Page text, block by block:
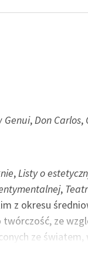
Genui,Don Carlos,
,Listy o
,
z okresu
ze
ze światem,